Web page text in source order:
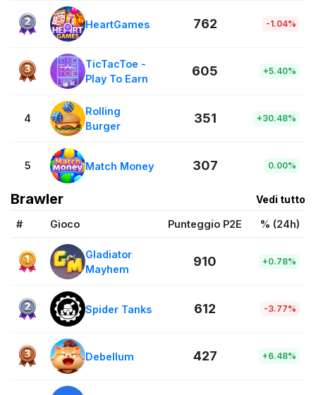
HeartGames 762 -1.04%
TicTacToe -
Play To Earn
605 +5.40%
4
Rolling
Burger
351 +30.48%
5 Match Money 307 0.00%
Brawler Vedi tutto
# Gioco Punteggio P2E % (24h)
Gladiator
Mayhem
910 +0.78%
Spider Tanks 612 -3.77%
Debellum 427 +6.48%